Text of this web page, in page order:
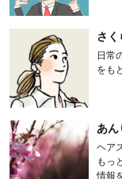
さく
日常
をも
あん
ヘア
もっ
情報